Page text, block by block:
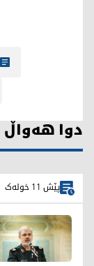
دوا هەواڵ
پێش 11 خولەک